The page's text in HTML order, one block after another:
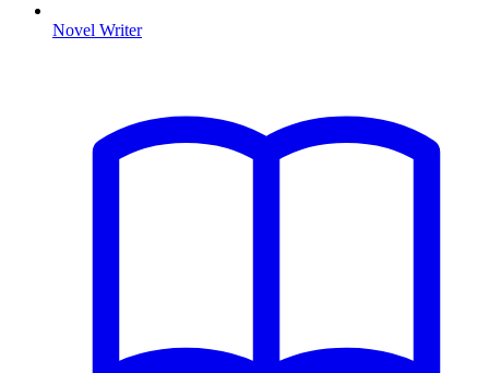
Novel Writer